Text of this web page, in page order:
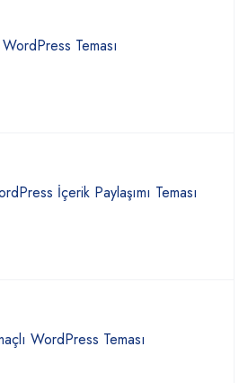
Teması
İçerik Paylaşımı Teması
WordPress Teması